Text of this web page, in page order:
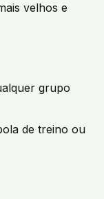
velhos e
grupo
de treino ou